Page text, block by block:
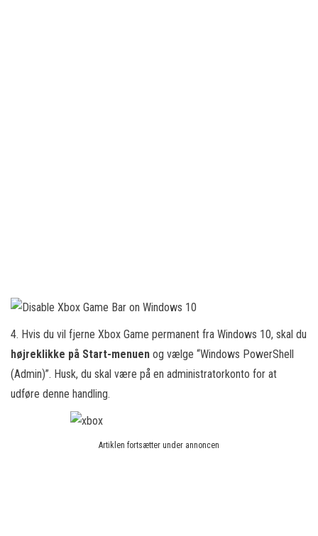
4. Hvis du vil fjerne Xbox Game permanent fra Windows 10, skal du
højreklikke på Start-menuen og vælge “Windows PowerShell
(Admin)”. Husk, du skal være på en administratorkonto for at
udføre denne handling.
Artiklen fortsætter under annoncen